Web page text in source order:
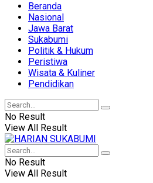
Beranda
Nasional
Jawa Barat
Sukabumi
Politik & Hukum
Peristiwa
Wisata & Kuliner
Pendidikan
No Result
View All Result
No Result
View All Result